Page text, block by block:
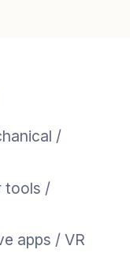
/
tools /
apps / VR